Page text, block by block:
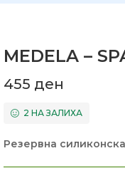
MEDELA –
455 ден
2 НА ЗАЛИХА
Резервна